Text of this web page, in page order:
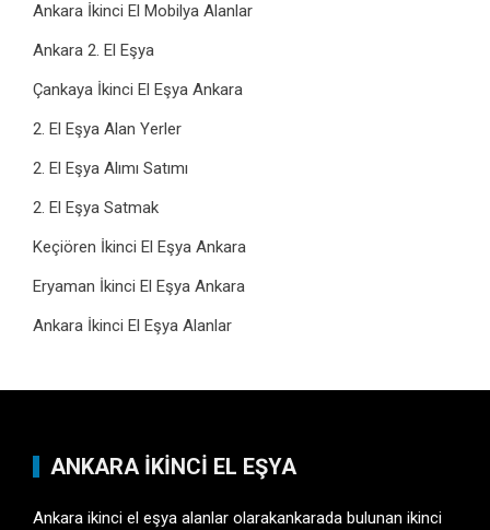
Ankara İkinci El Mobilya Alanlar
Ankara 2. El Eşya
Çankaya İkinci El Eşya Ankara
2. El Eşya Alan Yerler
2. El Eşya Alımı Satımı
2. El Eşya Satmak
Keçiören İkinci El Eşya Ankara
Eryaman İkinci El Eşya Ankara
Ankara İkinci El Eşya Alanlar
ANKARA İKINCI EL EŞYA
Ankara ikinci el eşya alanlar olarakankarada bulunan ikinci